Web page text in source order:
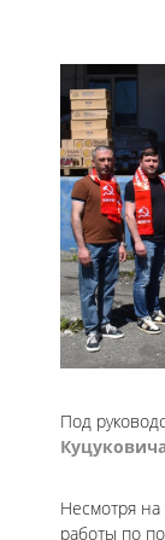
Под
Несмотря на
работы по